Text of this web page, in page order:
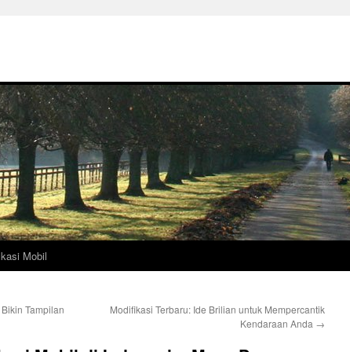
Mobil
Tampilan
Modifikasi Terbaru: Ide Brilian untuk Mempercantik
Kendaraan Anda →